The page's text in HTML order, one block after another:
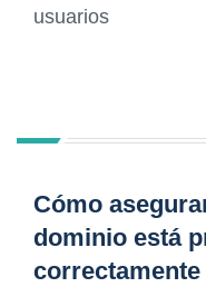
usuarios
Cómo
dominio está
correctamente